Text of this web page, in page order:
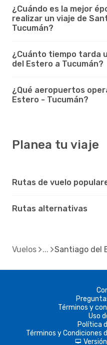
¿Cuándo es la mejor
realizar un viaje de
Tucumán?
¿Cuánto tiempo tarda
del Estero a Tucumán?
¿Qué aeropuertos
Estero - Tucumán?
Planea tu viaje
Rutas de vuelo
Rutas alternativas
Vuelos Santiago del
Términos y
Uso
Política
Términos y Condiciones
d